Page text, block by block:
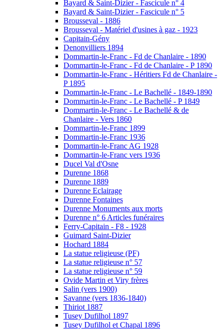
Bayard & Saint-Dizier - Fascicule n° 4
Bayard & Saint-Dizier - Fascicule n° 5
Brousseval - 1886
Brousseval - Matériel d'usines à gaz - 1923
Capitain-Gény
Denonvilliers 1894
Dommartin-le-Franc - Fd de Chanlaire - 1890
Dommartin-le-Franc - Fd de Chanlaire - P 1890
Dommartin-le-Franc - Héritiers Fd de Chanlaire -
P 1895
Dommartin-le-Franc - Le Bachellé - 1849-1890
Dommartin-le-Franc - Le Bachellé - P 1849
Dommartin-le-Franc - Le Bachellé & de
Chanlaire - Vers 1860
Dommartin-le-Franc 1899
Dommartin-le-Franc 1936
Dommartin-le-Franc AG 1928
Dommartin-le-Franc vers 1936
Ducel Val d'Osne
Durenne 1868
Durenne 1889
Durenne Eclairage
Durenne Fontaines
Durenne Monuments aux morts
Durenne n° 6 Articles funéraires
Ferry-Capitain - F8 - 1928
Guimard Saint-Dizier
Hochard 1884
La statue religieuse (PF)
La statue religieuse n° 57
La statue religieuse n° 59
Ovide Martin et Viry frères
Salin (vers 1900)
Savanne (vers 1836-1840)
Thiriot 1887
Tusey Dufilhol 1897
Tusey Dufilhol et Chapal 1896